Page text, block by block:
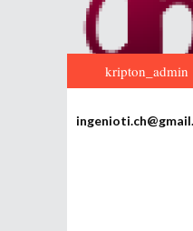
kripton_admin